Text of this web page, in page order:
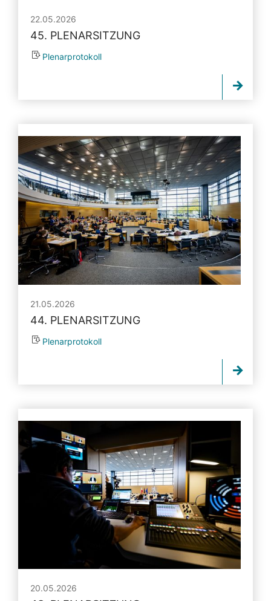
22.05.2026
45. PLENARSITZUNG
Plenarprotokoll
21.05.2026
44. PLENARSITZUNG
Plenarprotokoll
20.05.2026